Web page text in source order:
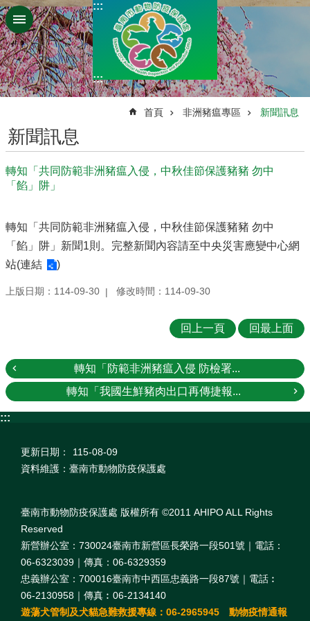
跳到主要內容區塊
:::
:::
首頁 非洲豬瘟專區 新聞訊息
新聞訊息
轉知「共同防範非洲豬瘟入侵，中秋佳節保護豬豬 勿中
「餡」阱」
轉知「共同防範非洲豬瘟入侵，中秋佳節保護豬豬 勿中
「餡」阱」新聞1則。完整新聞內容請至中央災害應變中心網
站(連結 )
上版日期：114-09-30 修改時間：114-09-30
回上一頁 回最上面
轉知「防範非洲豬瘟入侵 防檢署...
轉知「我國生鮮豬肉出口再傳捷報...
:::
更新日期：
115-08-09
資料維護：臺南市動物防疫保護處
臺南市動物防疫保護處 版權所有 ©2011 AHIPO ALL Rights
Reserved
新營辦公室：730024臺南市新營區長榮路一段501號｜電話：
06-6323039｜傳真：06-6329359
忠義辦公室：700016臺南市中西區忠義路一段87號｜電話︰
06-2130958｜傳真︰06-2134140
遊蕩犬管制及犬貓急難救援專線：06-2965945 動物疫情通報